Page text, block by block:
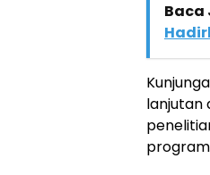
Baca
lanjutan